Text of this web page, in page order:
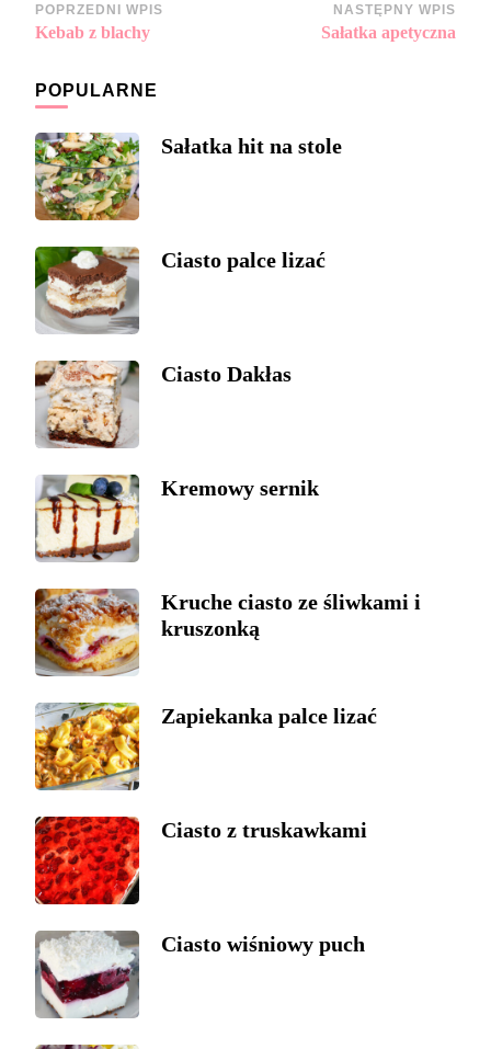
Zobacz
wpisy
POPRZEDNI WPIS
Kebab z blachy
NASTĘPNY WPIS
Sałatka apetyczna
POPULARNE
Sałatka hit na stole
Ciasto palce lizać
Ciasto Dakłas
Kremowy sernik
Kruche ciasto ze śliwkami i
kruszonką
Zapiekanka palce lizać
Ciasto z truskawkami
Ciasto wiśniowy puch